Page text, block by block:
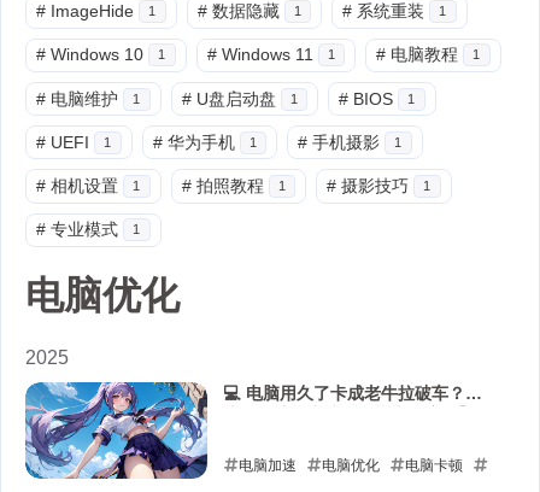
# ImageHide 1 # 数据隐藏 1 # 系统重装 1
# Windows 10 1 # Windows 11 1 # 电脑教程 1
# 电脑维护 1 # U盘启动盘 1 # BIOS 1
# UEFI 1 # 华为手机 1 # 手机摄影 1
# 相机设置 1 # 拍照教程 1 # 摄影技巧 1
# 专业模式 1
电脑优化
2025
💻 电脑用久了卡成老牛拉破车？🐮
电脑加速 电脑优化 电脑卡顿